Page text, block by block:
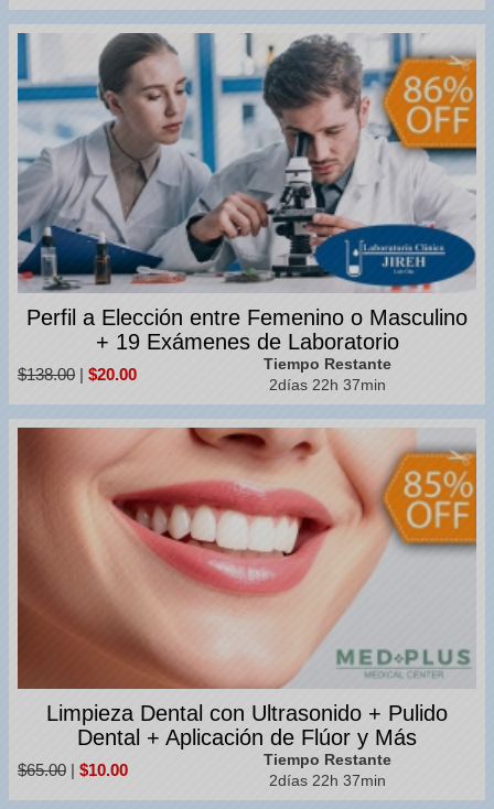
Perfil a Elección entre Femenino o Masculino
+ 19 Exámenes de Laboratorio
$138.00 | $20.00
Tiempo Restante
2días 22h 37min
Limpieza Dental con Ultrasonido + Pulido
Dental + Aplicación de Flúor y Más
$65.00 | $10.00
Tiempo Restante
2días 22h 37min